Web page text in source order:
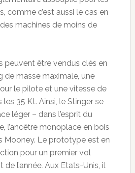
comme c’est aussi le cas en
machines de moins de
peuvent être vendus clés en
de masse maximale, une
le pilote et une vitesse de
35 Kt. Ainsi, le Stinger se
léger – dans l’esprit du
l’ancêtre monoplace en bois
Mooney. Le prototype est en
pour un premier vol
l’année. Aux Etats-Unis, il